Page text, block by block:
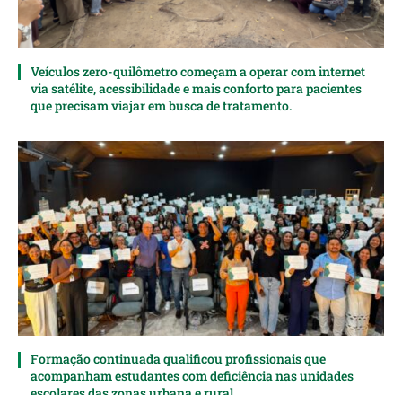
Veículos zero-quilômetro começam a operar com internet
via satélite, acessibilidade e mais conforto para pacientes
que precisam viajar em busca de tratamento.
Formação continuada qualificou profissionais que
acompanham estudantes com deficiência nas unidades